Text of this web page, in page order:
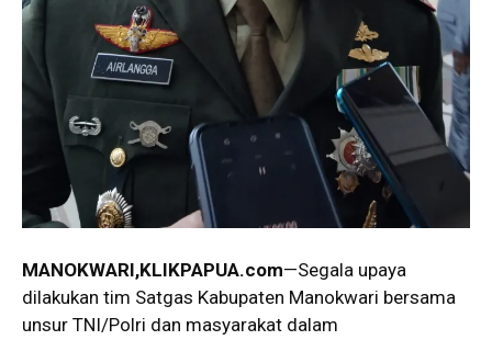
MANOKWARI,KLIKPAPUA.com—Segala upaya
dilakukan tim Satgas Kabupaten Manokwari bersama
unsur TNI/Polri dan masyarakat dalam